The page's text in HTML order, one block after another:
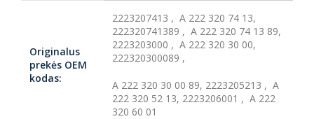
Originalus
prekės OEM
kodas:
2223207413 , A 222 320 74 13,
222320741389 , A 222 320 74 13 89,
2223203000 , A 222 320 30 00,
222320300089 ,
A 222 320 30 00 89, 2223205213 , A
222 320 52 13, 2223206001 , A 222
320 60 01